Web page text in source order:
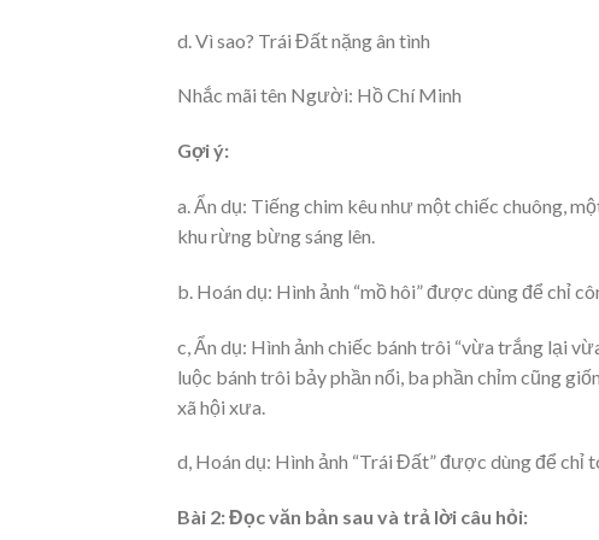
d. Vì sao? Trái Đất nặng ân tình
Nhắc mãi tên Người: Hồ Chí Minh
Gợi ý:
a. Ẩn dụ: Tiếng chim kêu như một chiếc chuông,
khu rừng bừng sáng lên.
b. Hoán dụ: Hình ảnh “mồ hôi” được dùng để chỉ
c, Ẩn dụ: Hình ảnh chiếc bánh trôi “vừa trắng lại
luộc bánh trôi bảy phần nổi, ba phần chỉm cũng
xã hội xưa.
d, Hoán dụ: Hình ảnh “Trái Đất” được dùng để chỉ
Bài 2: Đọc văn bản sau và trả lời câu hỏi: